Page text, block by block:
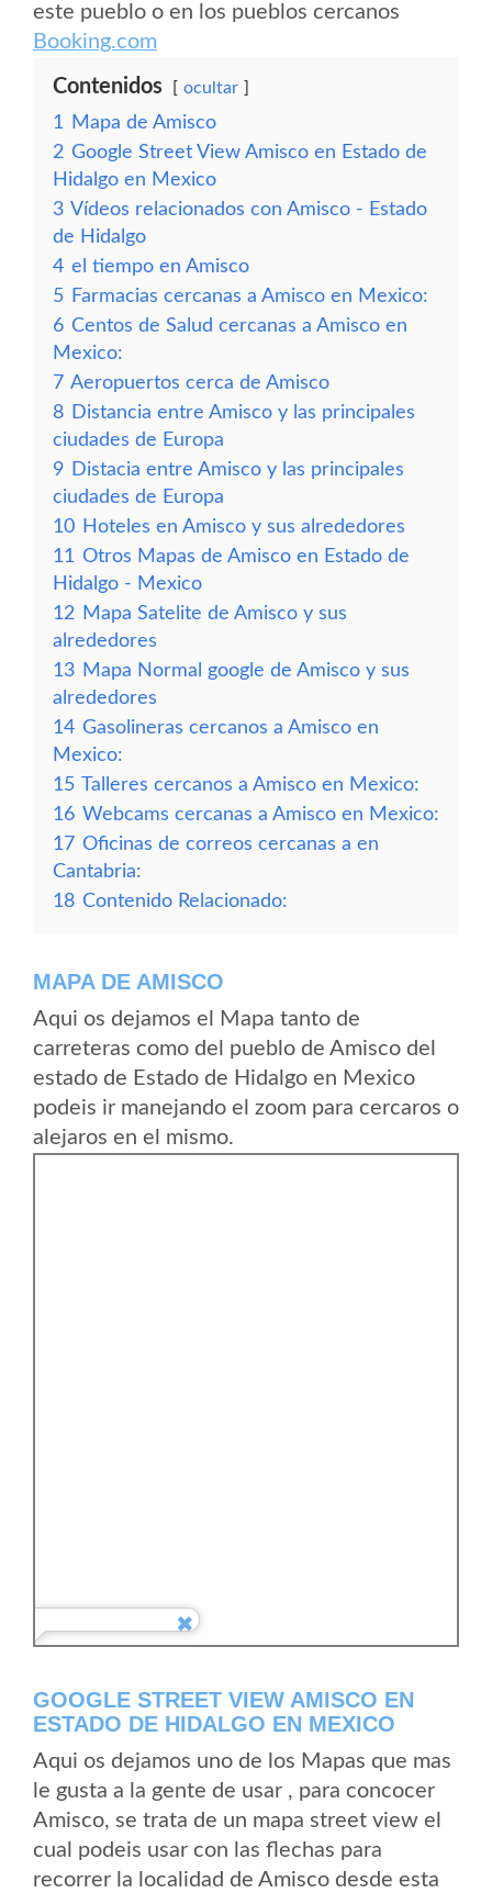
este pueblo o en los pueblos cercanos
Booking.com
Contenidos ocultar
1
Mapa de Amisco
2 Google Street View Amisco en Estado de
Hidalgo en Mexico
3 Vídeos relacionados con Amisco - Estado
de Hidalgo
4 el tiempo en Amisco
5 Farmacias cercanas a Amisco en Mexico:
6 Centos de Salud cercanas a Amisco en
Mexico:
7 Aeropuertos cerca de Amisco
8 Distancia entre Amisco y las principales
ciudades de Europa
9 Distacia entre Amisco y las principales
ciudades de Europa
10 Hoteles en Amisco y sus alrededores
11 Otros Mapas de Amisco en Estado de
Hidalgo - Mexico
12 Mapa Satelite de Amisco y sus
alrededores
13 Mapa Normal google de Amisco y sus
alrededores
14 Gasolineras cercanos a Amisco en
Mexico:
15 Talleres cercanos a Amisco en Mexico:
16 Webcams cercanas a Amisco en Mexico:
17 Oficinas de correos cercanas a en
Cantabria:
18 Contenido Relacionado:
MAPA DE AMISCO
Aqui os dejamos el Mapa tanto de
carreteras como del pueblo de Amisco del
estado de Estado de Hidalgo en Mexico
podeis ir manejando el zoom para cercaros o
alejaros en el mismo.
GOOGLE STREET VIEW AMISCO EN
ESTADO DE HIDALGO EN MEXICO
Aqui os dejamos uno de los Mapas que mas
le gusta a la gente de usar , para concocer
Amisco, se trata de un mapa street view el
cual podeis usar con las flechas para
recorrer la localidad de Amisco desde esta